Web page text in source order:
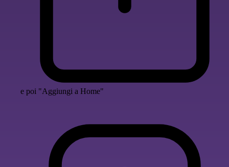
e poi "Aggiungi a Home"